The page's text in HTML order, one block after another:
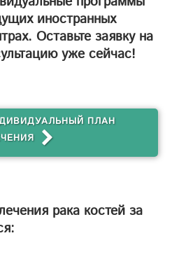
иностранных
Оставьте заявку на
уже сейчас!
ПЛАН
рака костей за